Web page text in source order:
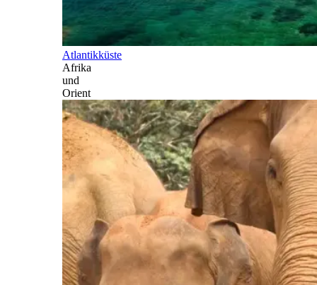
Atlantikküste
Afrika
und
Orient